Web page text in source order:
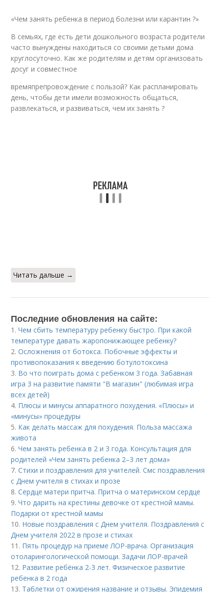
«Чем занять ребенка в период болезни или карантин ?»
В семьях, где есть дети дошкольного возраста родители
часто вынуждены находиться со своими детьми дома
круглосуточно. Как же родителям и детям организовать
досуг и совместное
времяпрепровождение с пользой? Как распланировать
день, чтобы дети имели возможность общаться,
развлекаться, и развиваться, чем их занять ?
Читать дальше →
Последние обновления на сайте:
1.Чем сбить температуру ребенку быстро. При какой
температуре давать жаропонижающее ребенку?
2.Осложнения от ботокса. Побочные эффекты и
противопоказания к введению ботулотоксина
3. Во что поиграть дома с ребенком 3 года. Забавная
игра 3 на развитие памяти "В магазин" (любимая игра
всех детей)
4. Плюсы и минусы аппаратного похудения. «Плюсы» и
«минусы» процедуры
5. Как делать массаж для похудения. Польза массажа
живота
6.Чем занять ребенка в 2 и 3 года. Консультация для
родителей «Чем занять ребенка 2–3 лет дома»
7.Стихи и поздравления для учителей. Смс поздравления
с Днем учителя в стихах и прозе
8.Сердце матери притча. Притча о материнском сердце
9.Что дарить на крестины девочке от крестной мамы.
Подарки от крестной мамы
10. Новые поздравления с Днем учителя. Поздравления с
Днем учителя 2022 в прозе и стихах
11. Пять процедур на приеме ЛОР-врача. Организация
отоларингологической помощи. Задачи ЛОР-врачей
12. Развитие ребёнка 2-3 лет. Физическое развитие
ребенка в 2 года
13. Таблетки от ожирения название и отзывы. Эпидемия